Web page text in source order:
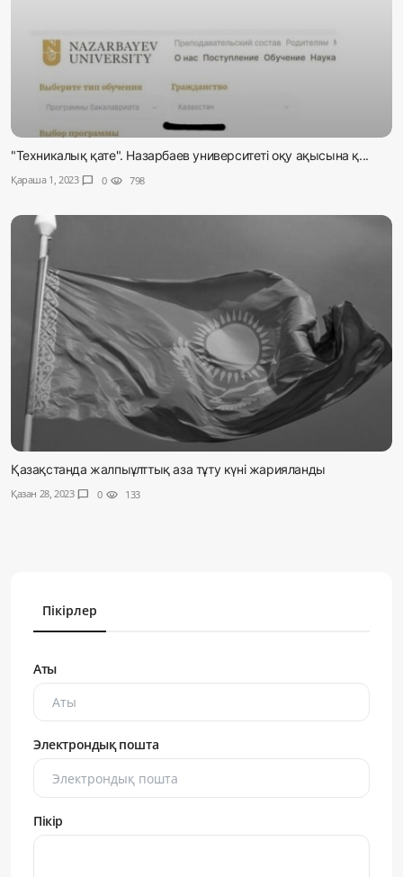
"Техникалық қате". Назарбаев университеті оқу ақысына қ...
Қараша 1, 2023 chat_bubble 0 visibility 798
Қазақстанда жалпыұлттық аза тұту күні жарияланды
Қазан 28, 2023 chat_bubble 0 visibility 133
Пікірлер
Аты
Электрондық пошта
Пікір